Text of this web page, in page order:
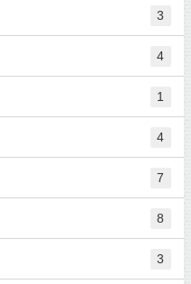
3
4
1
4
7
8
3